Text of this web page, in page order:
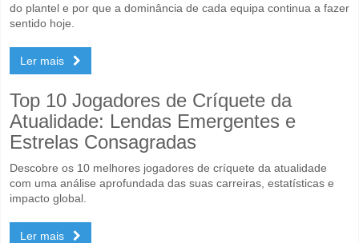
do plantel e por que a dominância de cada equipa continua a fazer
sentido hoje.
Ler mais
Top 10 Jogadores de Críquete da
Atualidade: Lendas Emergentes e
Estrelas Consagradas
Descobre os 10 melhores jogadores de críquete da atualidade
com uma análise aprofundada das suas carreiras, estatísticas e
impacto global.
Ler mais